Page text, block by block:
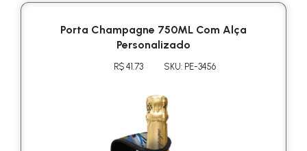
Porta Champagne 750ML Com Alça
Personalizado
R$ 41.73 SKU: PE-3456